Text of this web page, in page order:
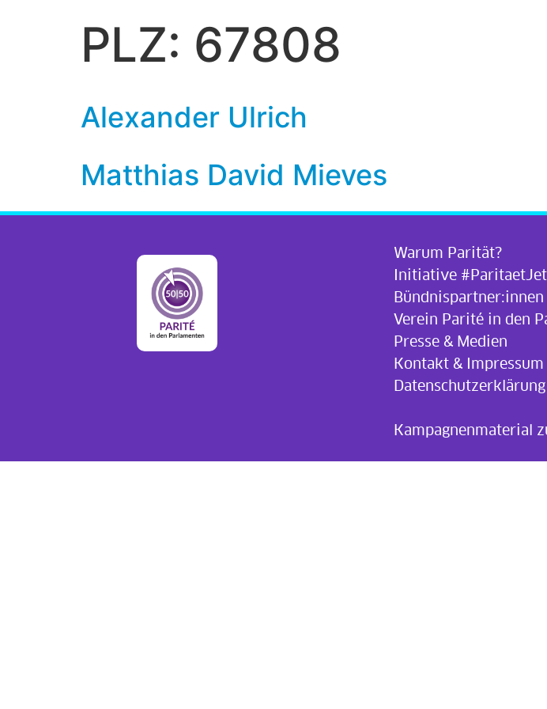
PLZ: 67808
Alexander Ulrich
Matthias David Mieves
Warum Parität?
Initiative
Bündnispartner:innen
Verein Parité in den
Presse & Medien
Kontakt & Impressum
Datenschutzerklärung
Kampagnenmaterial